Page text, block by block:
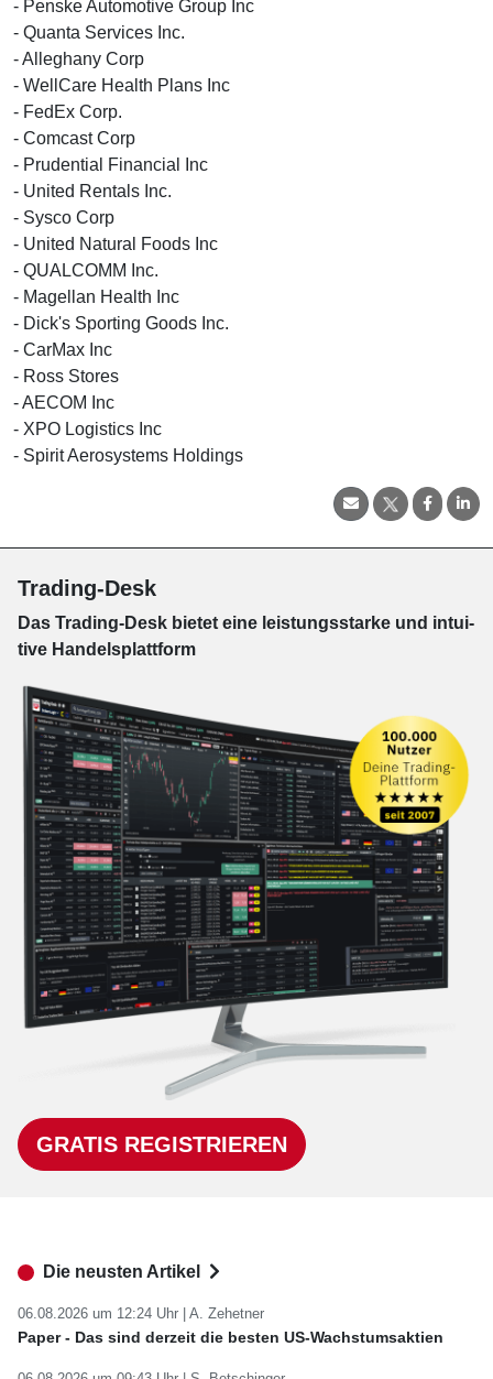
- Penske Automotive Group Inc
- Quanta Services Inc.
- Alleghany Corp
- WellCare Health Plans Inc
- FedEx Corp.
- Comcast Corp
- Prudential Financial Inc
- United Rentals Inc.
- Sysco Corp
- United Natural Foods Inc
- QUALCOMM Inc.
- Magellan Health Inc
- Dick's Sporting Goods Inc.
- CarMax Inc
- Ross Stores
- AECOM Inc
- XPO Logistics Inc
- Spirit Aerosystems Holdings
Trading-Desk
Das Trading-Desk bie­tet eine leis­tungs­star­ke und in­tui­
tive Han­dels­platt­form
GRATIS REGISTRIEREN
Die neusten Artikel
06.08.2026 um 12:24 Uhr | A. Zehetner
Paper - Das sind derzeit die besten US-Wachstumsaktien